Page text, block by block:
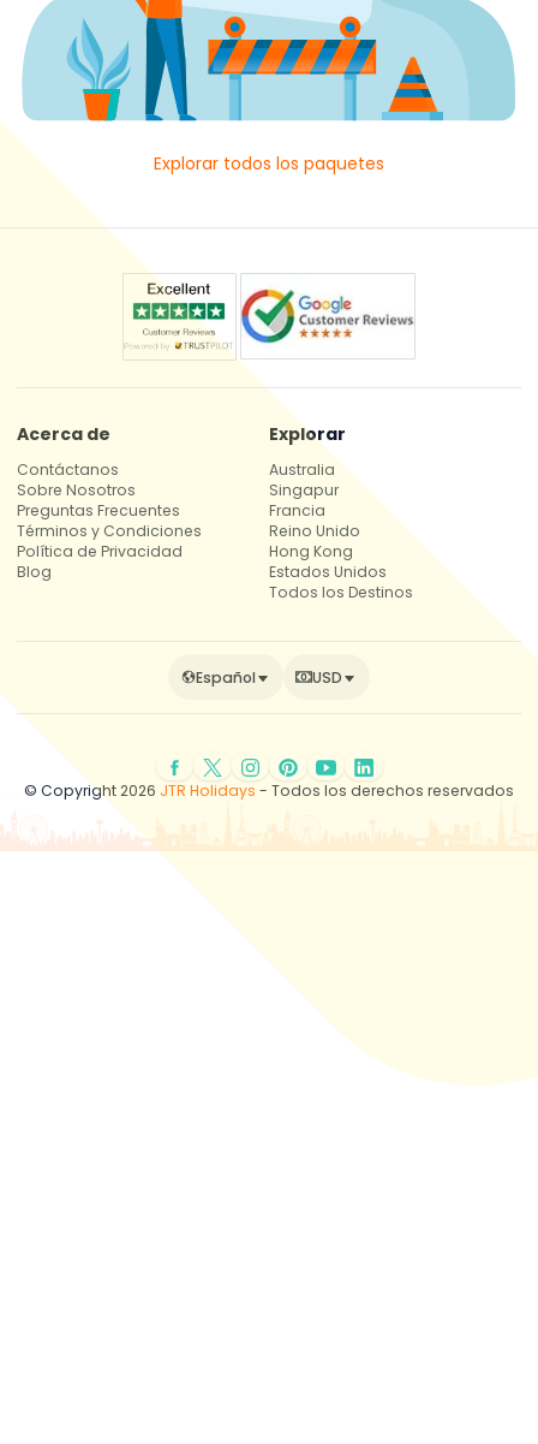
Explorar todos los paquetes
Acerca de
Contáctanos
Sobre Nosotros
Preguntas Frecuentes
Términos y Condiciones
Política de Privacidad
Blog
Explorar
Australia
Singapur
Francia
Reino Unido
Hong Kong
Estados Unidos
Todos los Destinos
Español USD
© Copyright 2026 JTR Holidays - Todos los derechos reservados